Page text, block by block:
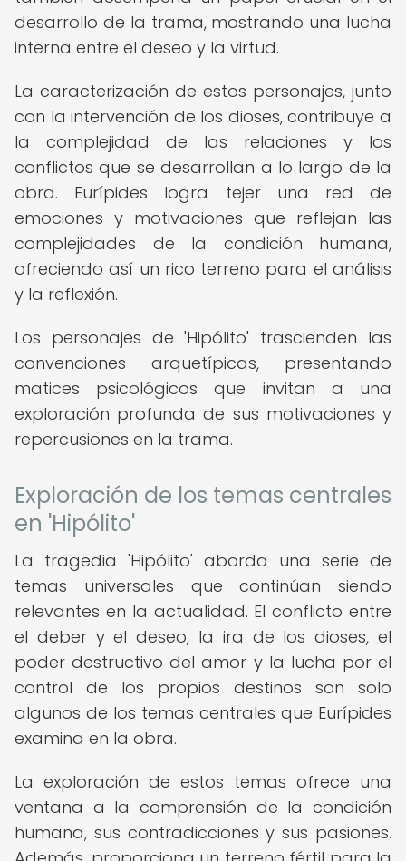
desarrollo de la trama, mostrando una lucha
interna entre el deseo y la virtud.
La caracterización de estos personajes, junto
con la intervención de los dioses, contribuye a
la complejidad de las relaciones y los
conflictos que se desarrollan a lo largo de la
obra. Eurípides logra tejer una red de
emociones y motivaciones que reflejan las
complejidades de la condición humana,
ofreciendo así un rico terreno para el análisis
y la reflexión.
Los personajes de 'Hipólito' trascienden las
convenciones arquetípicas, presentando
matices psicológicos que invitan a una
exploración profunda de sus motivaciones y
repercusiones en la trama.
Exploración de los temas centrales
en 'Hipólito'
La tragedia 'Hipólito' aborda una serie de
temas universales que continúan siendo
relevantes en la actualidad. El conflicto entre
el deber y el deseo, la ira de los dioses, el
poder destructivo del amor y la lucha por el
control de los propios destinos son solo
algunos de los temas centrales que Eurípides
examina en la obra.
La exploración de estos temas ofrece una
ventana a la comprensión de la condición
humana, sus contradicciones y sus pasiones.